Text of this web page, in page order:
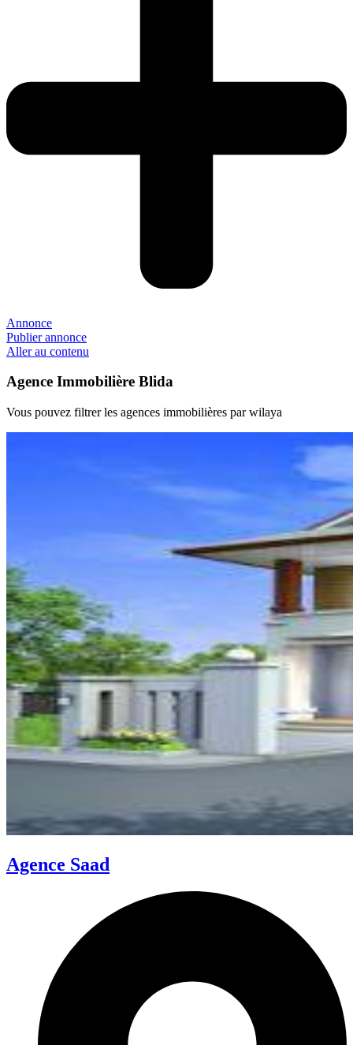
Annonce
Publier annonce
Aller au contenu
Agence Immobilière Blida
Vous pouvez filtrer les agences immobilières par wilaya
Agence Saad